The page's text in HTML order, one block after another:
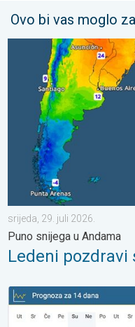
Ovo bi vas moglo
Ledeni pozdravi s južne
srijeda, 29. juli 2026.
Puno snijega u Andama
Ledeni
Ljeto u punom sjaju –